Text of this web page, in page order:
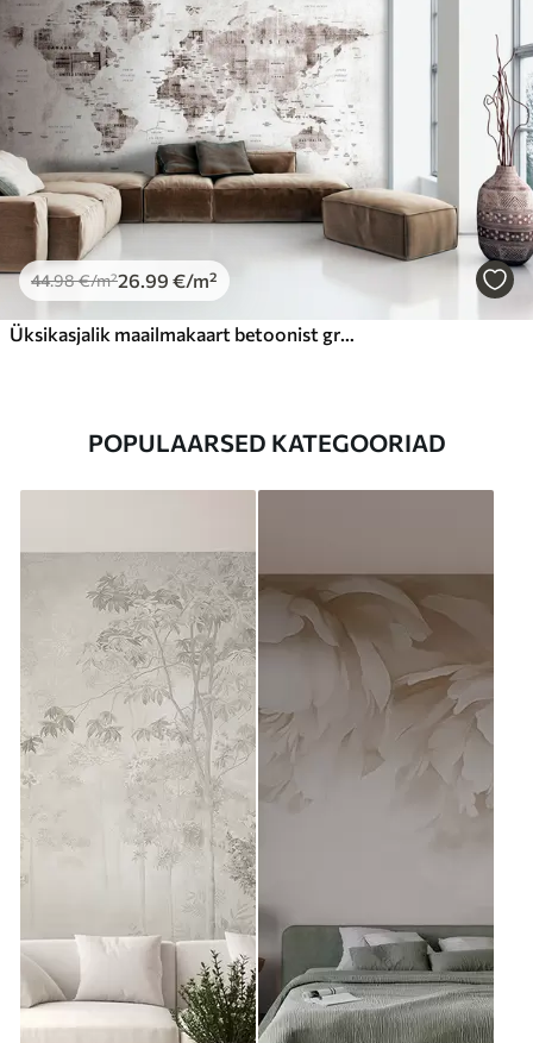
44.98€/m²26.99 €/m²
Üksikasjalik maailmakaart betoonist grunge-tekstuuril
POPULAARSED KATEGOORIAD